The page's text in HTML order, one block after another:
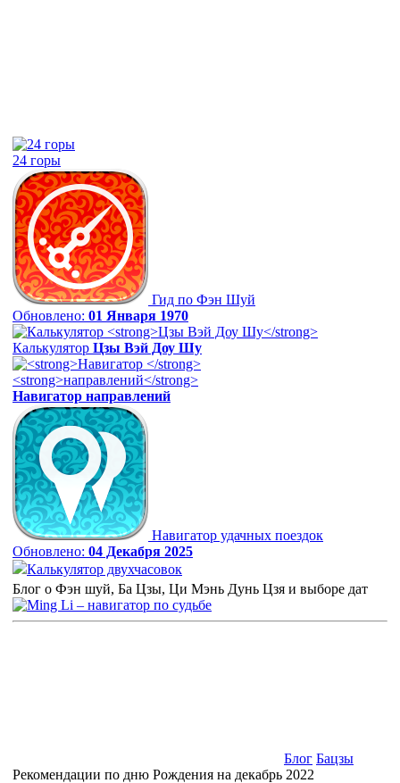
24 горы
Гид по Фэн Шуй
Обновлено: 01 Января 1970
Калькулятор Цзы Вэй Доу Шу
Навигатор направлений
Навигатор удачных поездок
Обновлено: 04 Декабря 2025
Калькулятор двухчасовок
Блог о Фэн шуй, Ба Цзы, Ци Мэнь Дунь Цзя и выборе дат
Блог Бацзы
Рекомендации по дню Рождения на декабрь 2022